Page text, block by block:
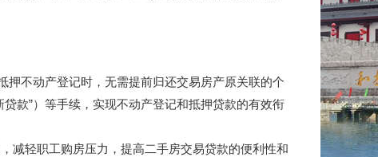
不动产登记时，无需提前归还交易房产原关联的个
款”）等手续，实现不动产登记和抵押贷款的有效衔
轻职工购房压力，提高二手房交易贷款的便利性和